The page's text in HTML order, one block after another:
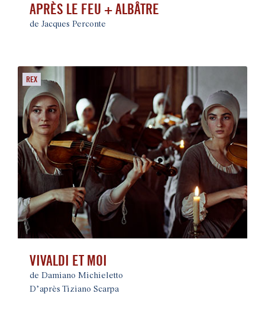
APRÈS LE FEU + ALBÂTRE
de Jacques Perconte
REX
VIVALDI ET MOI
de Damiano Michieletto
D’après Tiziano Scarpa